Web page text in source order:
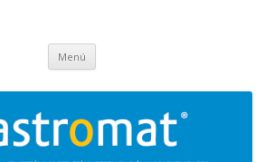
para heladerías, pastelerías, restauración y
Menú Saltar
contenido